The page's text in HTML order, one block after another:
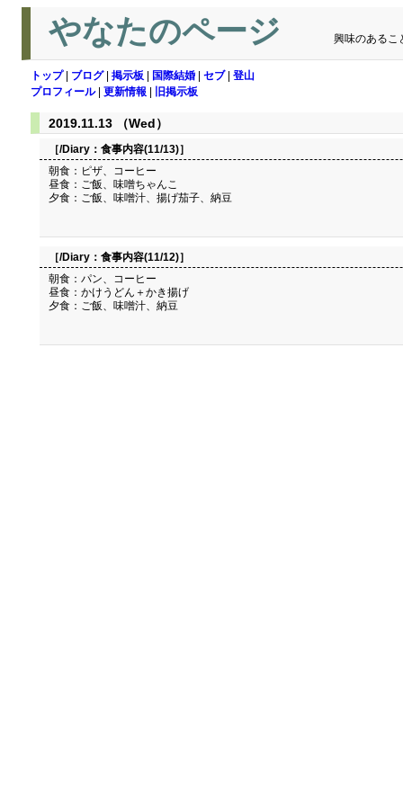
やなたのページ 興味のあるこ
トップ| ブログ| 掲示板 国際結婚 セブ| 登山
プロフィール| 更新情報 旧掲示板
2019.11.13 （Wed）
［/Diary： 食事内容(11/13)］
朝食：ピザ、コーヒー
昼食：ご飯、味噌ちゃんこ
夕食：ご飯、味噌汁、揚げ茄子、納豆
［/Diary： 食事内容(11/12)］
朝食：パン、コーヒー
昼食：かけうどん＋かき揚げ
夕食：ご飯、味噌汁、納豆